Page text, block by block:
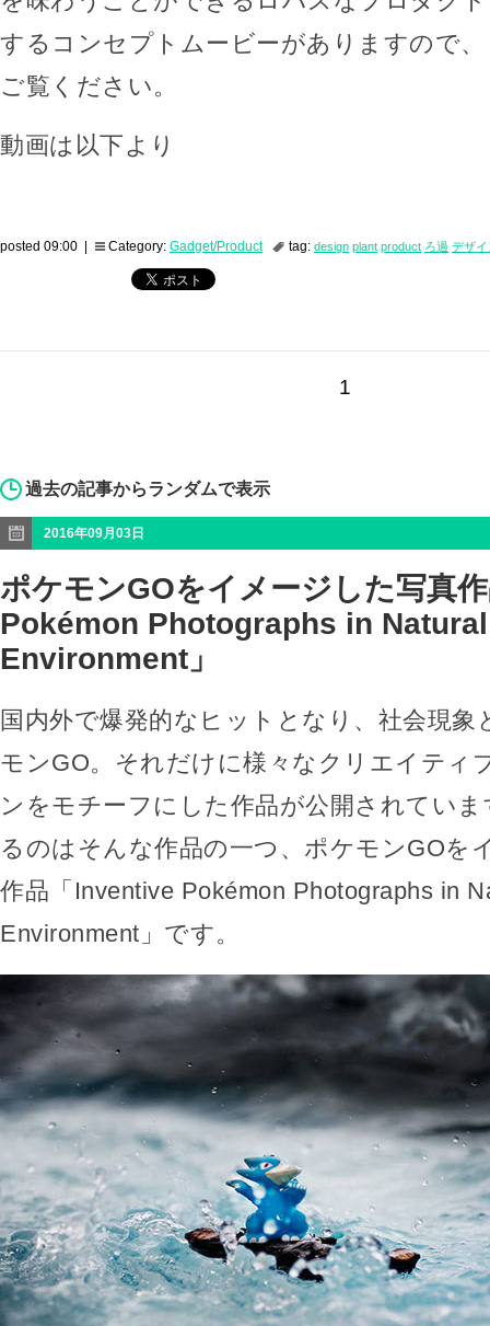
するコンセプトムービーがありますので
ご覧ください。
動画は以下より
posted 09:00 | Category: Gadget/Product tag: design plant product ろ過 デザイ
1
過去の記事からランダムで表示
2016年09月03日
ポケモンGOをイメージした写真
Pokémon Photographs in Natural
Environment」
国内外で爆発的なヒットとなり、社会現
モンGO。それだけに様々なクリエイティ
ンをモチーフにした作品が公開されてい
るのはそんな作品の一つ、ポケモンGOを
作品「Inventive Pokémon Photographs in
Environment」です。